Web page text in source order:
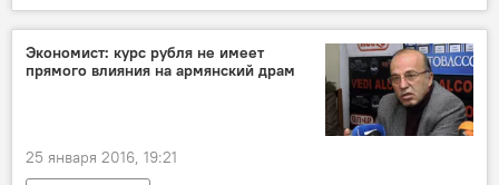
Экономист: курс рубля не имеет
прямого влияния на армянский драм
25 января 2016, 19:21